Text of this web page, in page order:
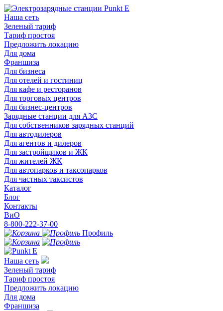
Наша сеть
Зеленый тариф
Тариф простоя
Предложить локацию
Для дома
Франшиза
Для бизнеса
Для отелей и гостиниц
Для кафе и ресторанов
Для торговых центров
Для бизнес-центров
Зарядные станции для АЗС
Для собственников зарядных станций
Для автодилеров
Для агентов и дилеров
Для застройщиков и ЖК
Для жителей ЖК
Для автопарков и таксопарков
Для частных таксистов
Каталог
Блог
Контакты
ВиО
8-800-222-37-00
Профиль
Наша сеть
Зеленый тариф
Тариф простоя
Предложить локацию
Для дома
Франшиза